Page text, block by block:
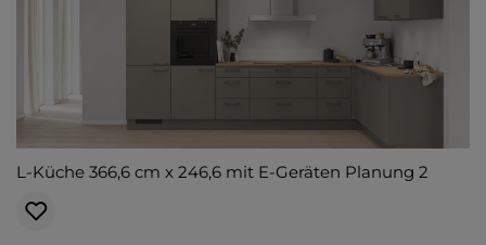
L-Küche 366,6 cm x 246,6 mit E-Geräten Planung 2